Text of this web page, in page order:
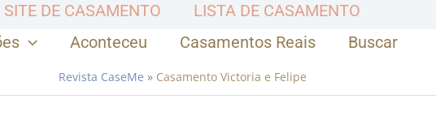
SITE DE CASAMENTO
LISTA DE CASAMENTO
Aconteceu Casamentos Reais Buscar
Revista CaseMe » Casamento Victoria e Felipe